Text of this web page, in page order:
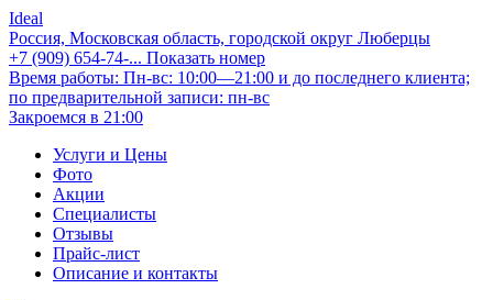
Ideal
Россия, Московская область, городской округ Люберцы
+7 (909) 654-74-... Показать номер
Время работы: Пн-вс: 10:00—21:00 и до последнего клиента;
по предварительной записи: пн-вс
Закроемся в 21:00
Услуги и Цены
Фото
Акции
Специалисты
Отзывы
Прайс-лист
Описание и контакты